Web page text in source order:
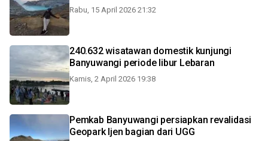
Rabu, 15 April 2026 21:32
240.632 wisatawan domestik kunjungi
Banyuwangi periode libur Lebaran
Kamis, 2 April 2026 19:38
Pemkab Banyuwangi persiapkan revalidasi
Geopark Ijen bagian dari UGG